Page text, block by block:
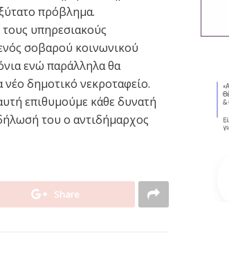
πρόβλημα.
υπηρεσιακούς
σοβαρού κοινωνικού
ενώ παράλληλα θα
δημοτικό νεκροταφείο.
επιθυμούμε κάθε δυνατή
του ο αντιδήμαρχος
Share